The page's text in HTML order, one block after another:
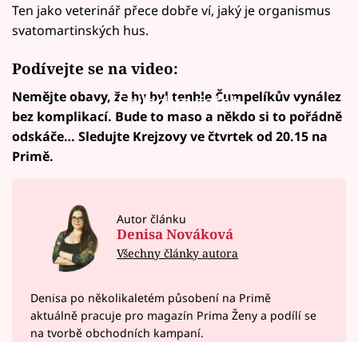
Ten jako veterinář přece dobře ví, jaký je organismus
svatomartinských hus.
Podívejte se na video:
Failed to fetch
Nemějte obavy, že by byl tenhle Čumpelíkův vynález
bez komplikací. Bude to maso a někdo si to pořádně
odskáče… Sledujte Krejzovy ve čtvrtek od 20.15 na
Primě.
Autor článku
Denisa Nováková
Všechny články autora
Denisa po několikaletém působení na Primě
aktuálně pracuje pro magazín Prima Ženy a podílí se
na tvorbě obchodních kampaní.